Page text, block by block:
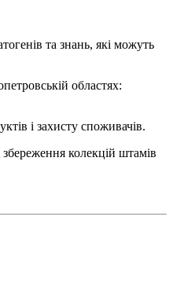
та знань, які можуть
областях:
і захисту споживачів.
збереження колекцій штамів